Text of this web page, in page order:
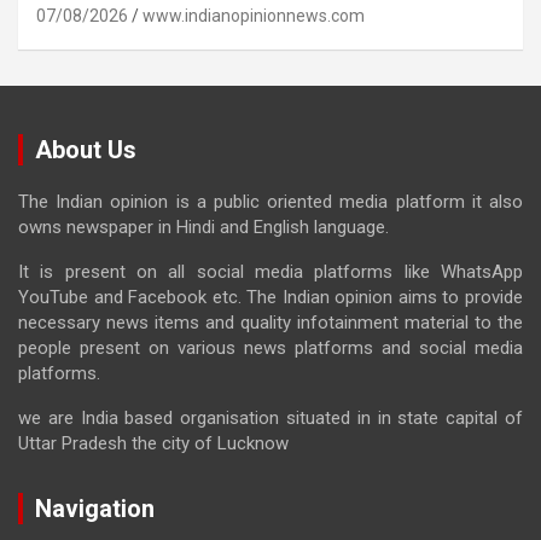
07/08/2026 www.indianopinionnews.com
About Us
The Indian opinion is a public oriented media platform it also
owns newspaper in Hindi and English language.
It is present on all social media platforms like WhatsApp
YouTube and Facebook etc. The Indian opinion aims to provide
necessary news items and quality infotainment material to the
people present on various news platforms and social media
platforms.
we are India based organisation situated in in state capital of
Uttar Pradesh the city of Lucknow
Navigation